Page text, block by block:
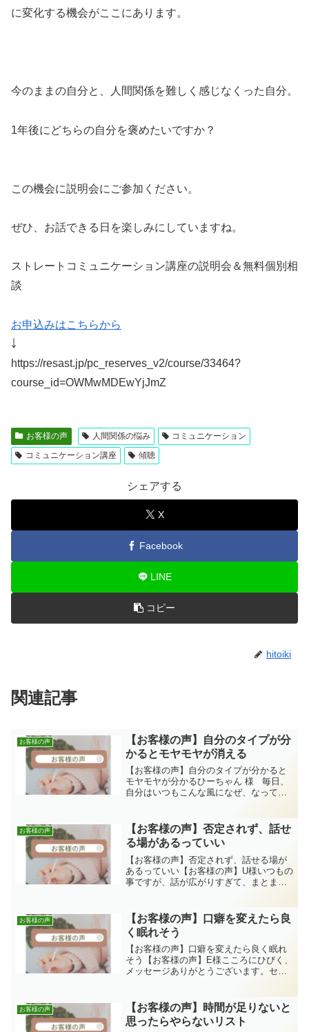
に変化する機会がここにあります。
今のままの自分と、人間関係を難しく感じなくった自分。
1年後にどちらの自分を褒めたいですか？
この機会に説明会にご参加ください。
ぜひ、お話できる日を楽しみにしていますね。
ストレートコミュニケーション講座の説明会＆無料個別相
談
お申込みはこちらから
￬
https://resast.jp/pc_reserves_v2/course/33464?
course_id=OWMwMDEwYjJmZ
お客様の声 人間関係の悩み
コミュニケーション
コミュニケーション講座
傾聴
シェアする
X
Facebook
LINE
コピー
hitoiki
関連記事
お客様の声
【お客様の声】自分のタイプが分
かるとモヤモヤが消える
【お客様の声】自分のタイプが分かると
モヤモヤが分かるひーちゃん 様 毎日、
自分はいつもこんな風になぜ、なってし
ことができないんだろ。。。まっしかた
ない。。など気持ち...
お客様の声
【お客様の声】否定されず、話せ
る場があるっていい
【お客様の声】否定されず、話せる場が
あるっていい【お客様の声】U様いつもの
事ですが、話が広がりすぎて、まとまら
がほっこりゆるみました。関さんの優し
い笑顔に励まされました...
お客様の声
【お客様の声】口癖を変えたら良
く眠れそう
【お客様の声】口癖を変えたら良く眠れ
そう【お客様の声】E様こころにひびく、
メッセージありがとうございます。セル
厳しいのは自分なんですよね。大丈夫、
上手くやれる、すべて良...
お客様の声
【お客様の声】時間が足りないと
思ったらやらないリスト